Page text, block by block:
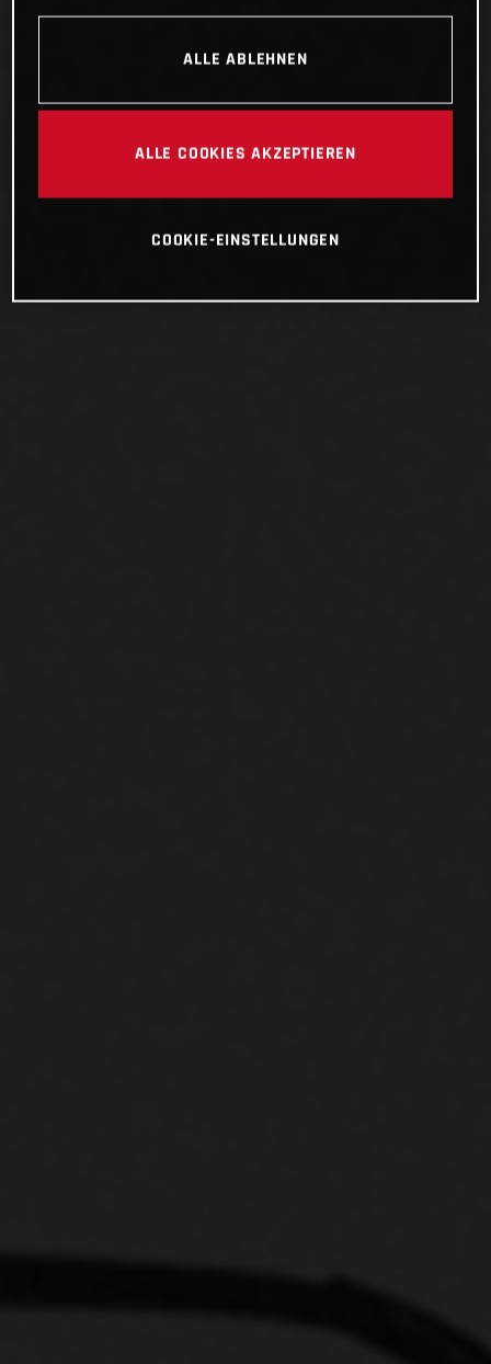
ALLE ABLEHNEN
ALLE COOKIES AKZEPTIEREN
COOKIE-EINSTELLUNGEN